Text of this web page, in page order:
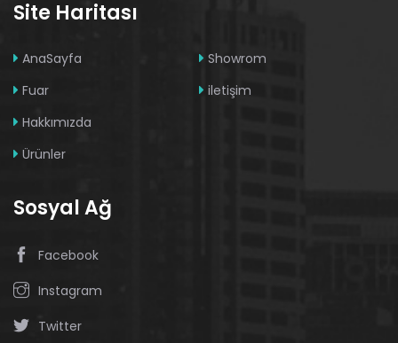
Site Haritası
AnaSayfa
Fuar
Hakkımızda
Ürünler
Showrom
iletişim
Sosyal Ağ
Facebook
Instagram
Twitter